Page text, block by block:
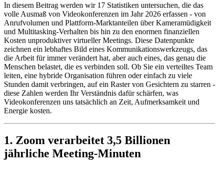
In diesem Beitrag werden wir 17 Statistiken untersuchen, die das
volle Ausmaß von Videokonferenzen im Jahr 2026 erfassen - von
Anrufvolumen und Plattform-Marktanteilen über Kameramüdigkeit
und Multitasking-Verhalten bis hin zu den enormen finanziellen
Kosten unproduktiver virtueller Meetings. Diese Datenpunkte
zeichnen ein lebhaftes Bild eines Kommunikationswerkzeugs, das
die Arbeit für immer verändert hat, aber auch eines, das genau die
Menschen belastet, die es verbinden soll. Ob Sie ein verteiltes Team
leiten, eine hybride Organisation führen oder einfach zu viele
Stunden damit verbringen, auf ein Raster von Gesichtern zu starren -
diese Zahlen werden Ihr Verständnis dafür schärfen, was
Videokonferenzen uns tatsächlich an Zeit, Aufmerksamkeit und
Energie kosten.
1. Zoom verarbeitet 3,5 Billionen
jährliche Meeting-Minuten